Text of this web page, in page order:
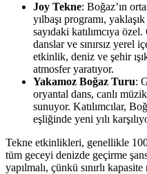
Joy Tekne: Boğaz’ın
yılbaşı programı,
sayıdaki katılımcıya
danslar ve sınırsız yerel
etkinlik, deniz ve şehir
atmosfer yaratıyor.
Yakamoz Boğaz Turu:
oryantal dans, canlı
sunuyor. Katılımcılar,
eşliğinde yeni yılı
Tekne etkinlikleri, genellikle
tüm geceyi denizde geçirme
yapılmalı, çünkü sınırlı